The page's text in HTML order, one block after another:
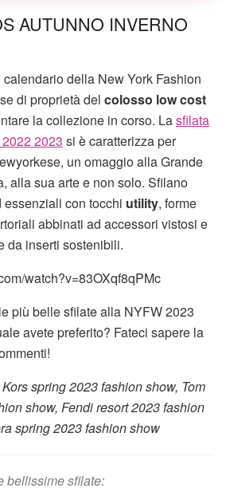
AUTUNNO INVERNO
della New York Fashion
di proprietà del colosso low cost
la collezione in corso. Lasfilata
2023 si è caratterizza per
un omaggio alla Grande
alla sua arte e non solo. Sfilano
essenziali con tocchi utility, forme
abbinati ad accessori vistosi e
da inserti sostenibili.
watch?v=83OXqf8qPMc
più belle sfilate alla NYFW 2023
avete preferito? Fateci sapere la
spring 2023 fashion show, Tom
show, Fendi resort 2023 fashion
spring 2023 fashion show
bellissime sfilate: